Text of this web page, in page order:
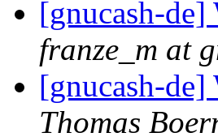
[gnucash-
franze_m at
[gnucash-
Thomas